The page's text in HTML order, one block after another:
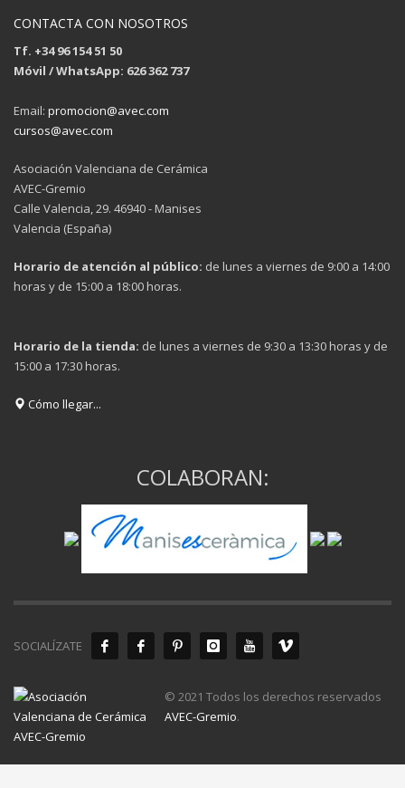
CONTACTA CON NOSOTROS
Tf. +34 96 154 51 50
Móvil / WhatsApp: 626 362 737
Email: promocion@avec.com
cursos@avec.com
Asociación Valenciana de Cerámica
AVEC-Gremio
Calle Valencia, 29. 46940 - Manises
Valencia (España)
Horario de atención al público: de lunes a viernes de 9:00 a 14:00
horas y de 15:00 a 18:00 horas.
Horario de la tienda: de lunes a viernes de 9:30 a 13:30 horas y de
15:00 a 17:30 horas.
Cómo llegar...
COLABORAN:
SOCIALÍZATE
© 2021 Todos los derechos reservados
AVEC-Gremio.